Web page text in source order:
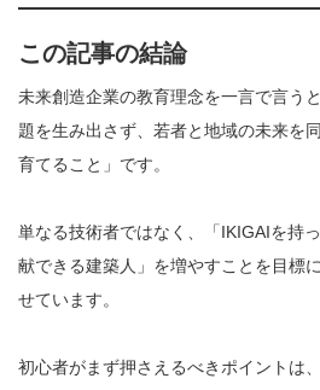
この記事の結論
未来創造企業の教育理念を一言で言う
題を生み出さず、若者と地域の未来を
育てること」です。
単なる技術者ではなく、「IKIGAIを持
献できる建築人」を増やすことを目標
せています。
初心者がまず押さえるべきポイントは